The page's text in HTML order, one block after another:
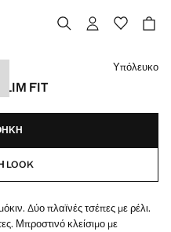
FIT
Υπόλευκο
LOOK
Δύο πλαϊνές τσέπες με ρέλι.
Μπροστινό κλείσιμο με